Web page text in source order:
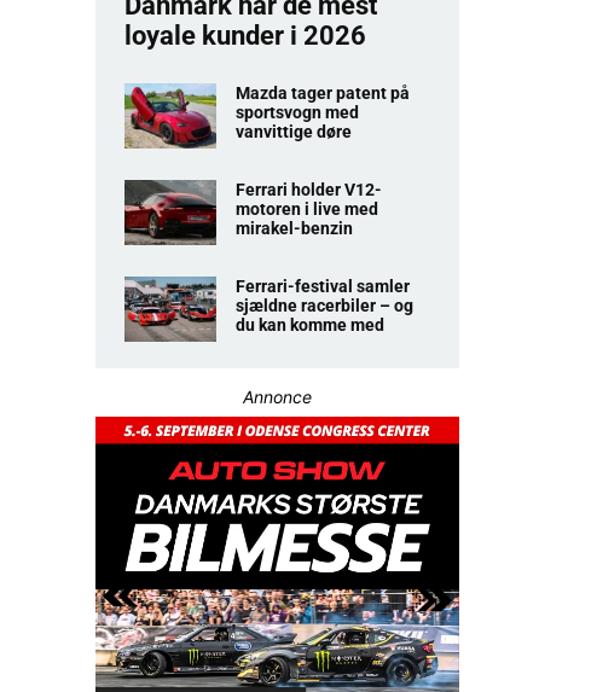
loyale kunder i 2026
Mazda tager patent på
sportsvogn med
vanvittige døre
Ferrari holder V12-
motoren i live med
mirakel-benzin
Ferrari-festival samler
sjældne racerbiler – og
du kan komme med
Annonce